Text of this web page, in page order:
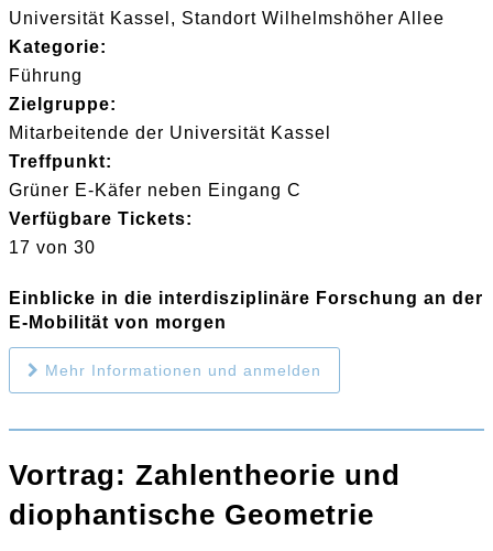
Universität Kassel, Standort Wilhelmshöher Allee
Kategorie:
Führung
Zielgruppe:
Mitarbeitende der Universität Kassel
Treffpunkt:
Grüner E-Käfer neben Eingang C
Verfügbare Tickets:
17 von 30
Einblicke in die interdisziplinäre Forschung an der
E-Mobilität von morgen
Mehr Informationen und anmelden
Vortrag: Zahlentheorie und
diophantische Geometrie